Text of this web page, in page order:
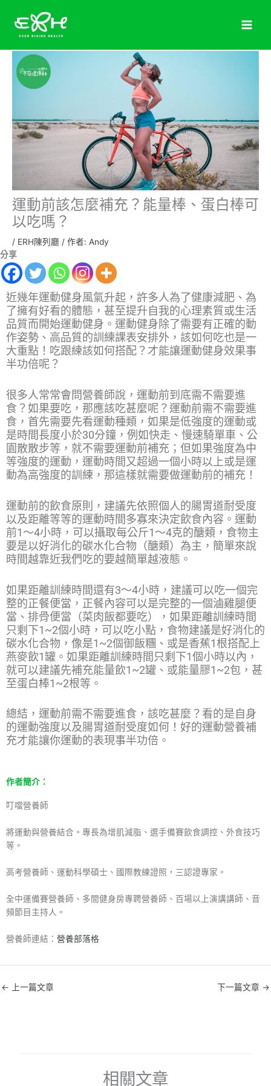
運動前該怎麼補充？能量棒、蛋白棒可
以吃嗎？
/ ERH陳列廳 / 作者: Andy
分享
近幾年運動健身風氣升起，許多人為了健康減肥、為
了擁有好看的體態，甚至提升自我的心理素質或生活
品質而開始運動健身。運動健身除了需要有正確的動
作姿勢、高品質的訓練課表安排外，該如何吃也是一
大重點！吃跟練該如何搭配？才能讓運動健身效果事
半功倍呢？
很多人常常會問營養師說，運動前到底需不需要進
食？如果要吃，那應該吃甚麼呢？運動前需不需要進
食，首先需要先看運動種類，如果是低強度的運動或
是時間長度小於30分鐘，例如快走、慢速騎單車、公
園散散步等，就不需要運動前補充；但如果強度為中
等強度的運動，運動時間又超過一個小時以上或是運
動為高強度的訓練，那這樣就需要做運動前的補充！
運動前的飲食原則，建議先依照個人的腸胃道耐受度
以及距離等等的運動時間多寡來決定飲食內容。運動
前1～4小時，可以攝取每公斤1～4克的醣類，食物主
要是以好消化的碳水化合物（醣類）為主，簡單來說
時間越靠近我們吃的要越簡單越液態。
如果距離訓練時間還有3～4小時，建議可以吃一個完
整的正餐便當，正餐內容可以是完整的一個滷雞腿便
當、排骨便當（菜肉飯都要吃），如果距離訓練時間
只剩下1~2個小時，可以吃小點，食物建議是好消化的
碳水化合物，像是1~2個御飯糰、或是香蕉1根搭配上
燕麥飲1罐。如果距離訓練時間只剩下1個小時以內，
就可以建議先補充能量飲1~2罐、或能量膠1~2包，甚
至蛋白棒1~2根等。
總結，運動前需不需要進食，該吃甚麼？看的是自身
的運動強度以及腸胃道耐受度如何！好的運動營養補
充才能讓你運動的表現事半功倍。
作者簡介：
叮噹營養師
將運動與營養結合。專長為增肌減脂、選手備賽飲食調控、外食技巧
等。
高考營養師、運動科學碩士、國際教練證照，三認證專家。
全中運備賽營養師、多間健身房專聘營養師、百場以上演講講師、音
頻節目主持人。
營養師連結： 營養部落格
← 上一篇文章 下一篇文章 →
相關文章